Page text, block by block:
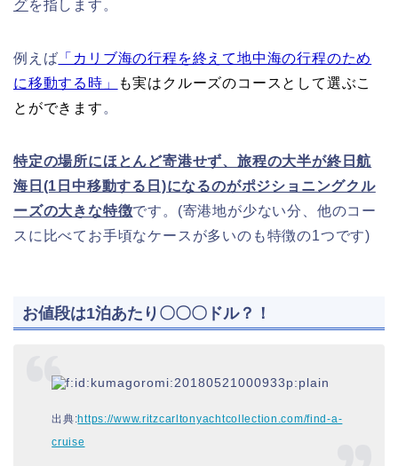
グを指します。
例えば 「カリブ海の行程を終えて地中海の行程のため
に移動する時」
も実はクルーズのコースとして選ぶこ
とができます 。
特定の場所にほとんど寄港せず、旅程の大半が終日航
海日(1日中移動する日)になるのがポジショニングクル
ーズの大きな特徴です。(寄港地が少ない分、他のコー
スに比べてお手頃なケースが多いのも特徴の1つです)
お値段は1泊あたり〇〇〇ドル？！
出典:https://www.ritzcarltonyachtcollection.com/find-a-
cruise